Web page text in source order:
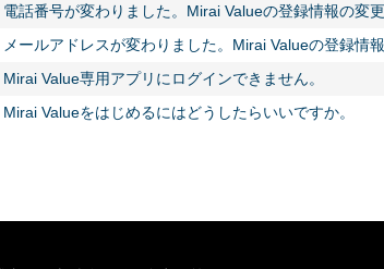
電話番号が変わりました。Mirai Valueの登録情報の変
メールアドレスが変わりました。Mirai Valueの登録情
Mirai Value専用アプリにログインできません。
Mirai Valueをはじめるにはどうしたらいいですか。